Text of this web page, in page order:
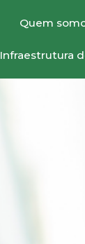
Quem
Infraestrutura